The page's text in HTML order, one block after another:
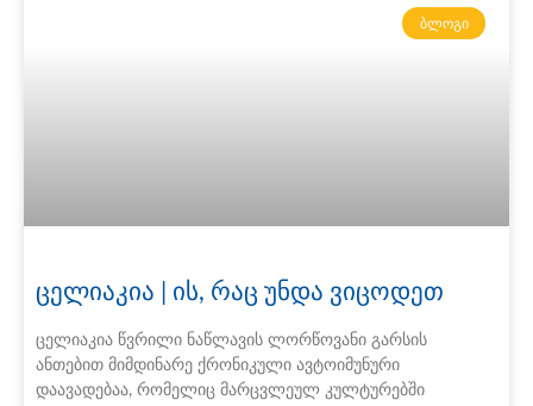
ᲑᲚᲝᲒᲘ
ცელიაკია | ის, რაც უნდა ვიცოდეთ
ცელიაკია წვრილი ნაწლავის ლორწოვანი გარსის
ანთებით მიმდინარე ქრონიკული ავტოიმუნური
დაავადებაა, რომელიც მარცვლეულ კულტურებში